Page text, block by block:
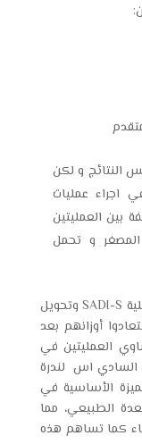
النتائج و لكن
اجراء عمليات
بين العمليتين
المصغر و تحمل
يتناول الدكتور أحمد يسري الحديث عن عملية SADI-S وتحويل
أوزانهم بعد
العمليتين في
السادي اس لندرة
الأساسية في
الطبيعي، مما
كما تساهم هذه